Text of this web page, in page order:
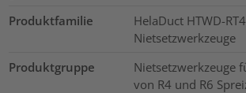
Produktfamilie
HelaDuct HTWD-
Nietsetzwerkzeuge
Produktgruppe
Nietsetzwerkzeuge
von R4 und R6